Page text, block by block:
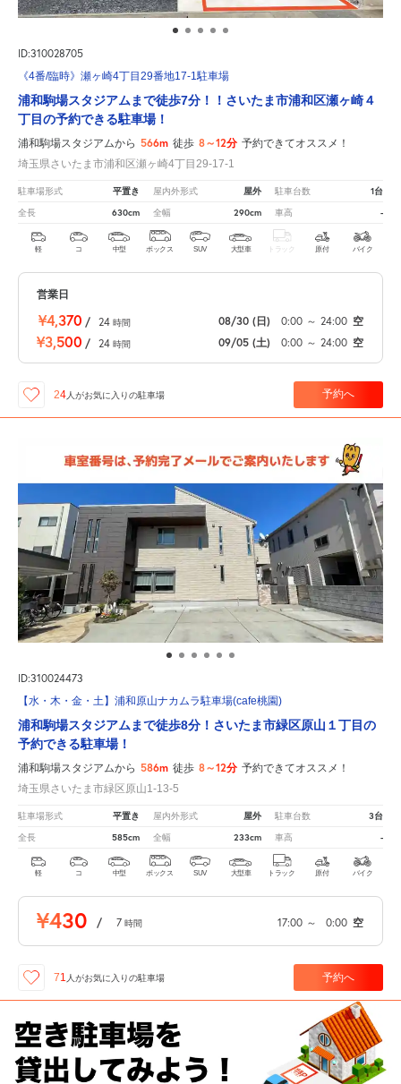
ID:310028705
《4番/臨時》瀬ヶ崎4丁目29番地17-1駐車場
浦和駒場スタジアムまで徒歩7分！！さいたま市浦和区瀬ヶ崎４
丁目の予約できる駐車場！
浦和駒場スタジアムから 566m 徒歩 8～12分 予約できてオススメ！
埼玉県さいたま市浦和区瀬ヶ崎4丁目29-17-1
駐車場形式 平置き 屋内外形式 屋外 駐車台数 1台
全長 630cm 全幅 290cm 車高 -
軽 コ 中型 ボックス SUV 大型車 トラック 原付 バイク
営業日
¥4,370 / 24 時間 08/30 (日) 0:00 ～ 24:00 空
¥3,500 / 24 時間 09/05 (土) 0:00 ～ 24:00 空
24 人がお気に入りの駐車場 予約へ
ID:310024473
【水・木・金・土】浦和原山ナカムラ駐車場(cafe桃園)
浦和駒場スタジアムまで徒歩8分！さいたま市緑区原山１丁目の
予約できる駐車場！
浦和駒場スタジアムから 586m 徒歩 8～12分 予約できてオススメ！
埼玉県さいたま市緑区原山1-13-5
駐車場形式 平置き 屋内外形式 屋外 駐車台数 3台
全長 585cm 全幅 233cm 車高 -
軽 コ 中型 ボックス SUV 大型車 トラック 原付 バイク
¥430 / 7 時間 17:00 ～ 0:00 空
71 人がお気に入りの駐車場 予約へ